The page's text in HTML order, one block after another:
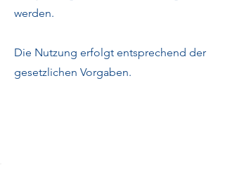
werden.
Die Nutzung erfolgt entsprechend der
gesetzlichen Vorgaben.